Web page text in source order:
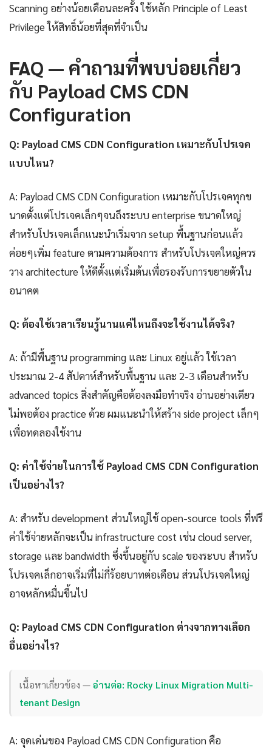
Scanning อย่างน้อยเดือนละครั้ง ใช้หลัก Principle of Least
Privilege ให้สิทธิ์น้อยที่สุดที่จำเป็น
FAQ — คำถามที่พบบ่อยเกี่ยว
กับ Payload CMS CDN
Configuration
Q: Payload CMS CDN Configuration เหมาะกับโปรเจค
แบบไหน?
A: Payload CMS CDN Configuration เหมาะกับโปรเจคทุกข
นาดตั้งแต่โปรเจคเล็กๆจนถึงระบบ enterprise ขนาดใหญ่
สำหรับโปรเจคเล็กแนะนำเริ่มจาก setup พื้นฐานก่อนแล้ว
ค่อยๆเพิ่ม feature ตามความต้องการ สำหรับโปรเจคใหญ่ควร
วาง architecture ให้ดีตั้งแต่เริ่มต้นเพื่อรองรับการขยายตัวใน
อนาคต
Q: ต้องใช้เวลาเรียนรู้นานแค่ไหนถึงจะใช้งานได้จริง?
A: ถ้ามีพื้นฐาน programming และ Linux อยู่แล้ว ใช้เวลา
ประมาณ 2-4 สัปดาห์สำหรับพื้นฐาน และ 2-3 เดือนสำหรับ
advanced topics สิ่งสำคัญคือต้องลงมือทำจริง อ่านอย่างเดียว
ไม่พอต้อง practice ด้วย ผมแนะนำให้สร้าง side project เล็กๆ
เพื่อทดลองใช้งาน
Q: ค่าใช้จ่ายในการใช้ Payload CMS CDN Configuration
เป็นอย่างไร?
A: สำหรับ development ส่วนใหญ่ใช้ open-source tools ที่ฟรี
ค่าใช้จ่ายหลักจะเป็น infrastructure cost เช่น cloud server,
storage และ bandwidth ซึ่งขึ้นอยู่กับ scale ของระบบ สำหรับ
โปรเจคเล็กอาจเริ่มที่ไม่กี่ร้อยบาทต่อเดือน ส่วนโปรเจคใหญ่
อาจหลักหมื่นขึ้นไป
Q: Payload CMS CDN Configuration ต่างจากทางเลือก
อื่นอย่างไร?
เนื้อหาเกี่ยวข้อง —อ่านต่อ: Rocky Linux Migration Multi-
tenant Design
A: จุดเด่นของ Payload CMS CDN Configuration คือ